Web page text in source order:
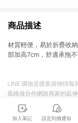
商品描述
材質輕便，易於折疊收
部加高7cm，舒適承拖
加入筆記 設定到價通知
LINE 購物是匯集購物情報
風格做合作網路商家的延
商品至各合作網路商家，
準。